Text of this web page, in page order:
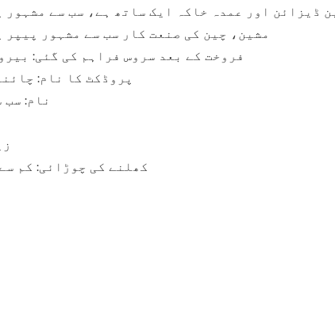
ڈیزائن اور عمدہ خاکہ ایک ساتھ ہے، سب سے
مشین، چین کی صنعت کار سب سے مشہور
فروخت کے بعد سروس فراہم کی گئی:
پروڈکٹ کا نام:
نام:
کھلنے کی چوڑائی: کم سے کم: 680 ملی میٹر زیادہ سے زیادہ: